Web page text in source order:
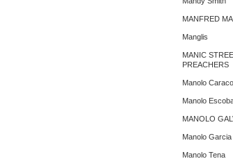
MANFRED
Manglis
MANIC
PREACHERS
Manolo
Manolo
MANOLO
Manolo Garcia
Manolo Tena